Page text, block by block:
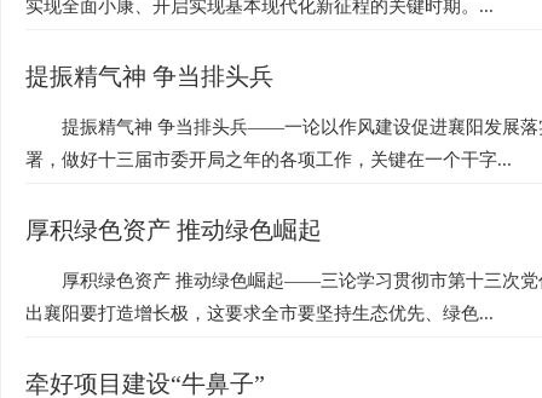
实现全面小康、开启实现基本现代化新征程的关键时期。...
提振精气神 争当排头兵
提振精气神 争当排头兵——一论以作风建设促进襄阳发展落
署，做好十三届市委开局之年的各项工作，关键在一个干字...
厚积绿色资产 推动绿色崛起
厚积绿色资产 推动绿色崛起——三论学习贯彻市第十三次
出襄阳要打造增长极，这要求全市要坚持生态优先、绿色...
牵好项目建设“牛鼻子”